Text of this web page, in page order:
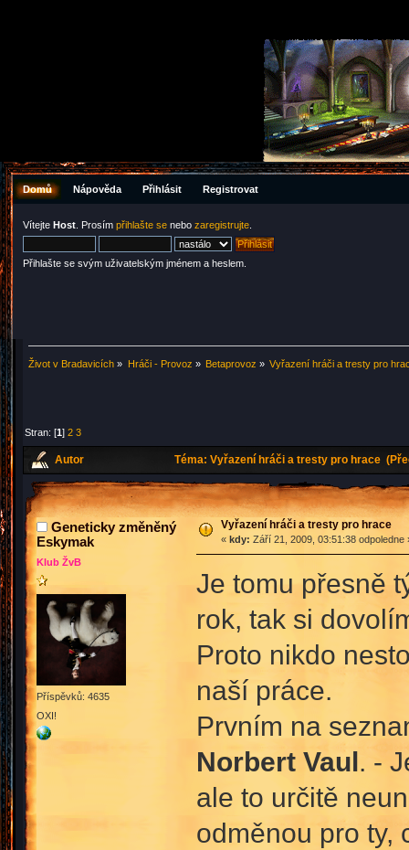
Domů Nápověda Přihlásit Registrovat
Vítejte Host . Prosím přihlašte se nebo zaregistrujte
Přihlašte se svým uživatelským jménem a heslem.
Život v Bradavicích » Hráči - Provoz » Betaprovoz » Vyřazení hráči a tresty pro
Stran: [1]2 3
Autor Téma: Vyřazení hráči a tresty pro hrace
Geneticky změněný
Eskymak
Klub ŽvB
Příspěvků: 4635
OXI!
Vyřazení hráči a tresty pro hrace
« kdy: Září 21, 2009, 03:51:38 odpoledne
Je tomu přesně
rok, tak si
Proto nikdo
naší práce.
Prvním na
Norbert Vaul. -
ale to určitě
odměnou pro ty,